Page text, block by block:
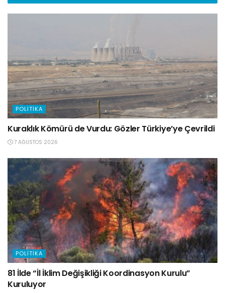
POLITIKA
Kuraklık Kömürü de Vurdu: Gözler Türkiye’ye Çevrildi
7 AĞUSTOS 2026
POLITIKA
81 İlde “İl İklim Değişikliği Koordinasyon Kurulu”
Kuruluyor